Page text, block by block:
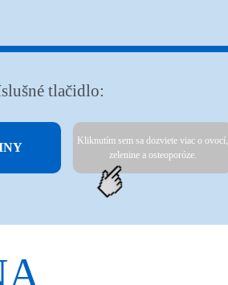
tlačidlo:
OVOCIE
A ZELENINA
Kliknutím sem sa dozviete viac o ovocí,
zelenine a osteoporóze.